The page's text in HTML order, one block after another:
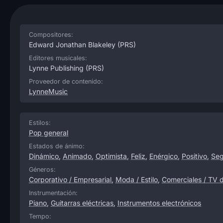
Compositores:
Edward Jonathan Blakeley (PRS)
Editores musicales:
Lynne Publishing (PRS)
Proveedor de contenido:
LynneMusic
Estilos:
Pop general
Estados de ánimo:
Dinámico, Animado, Optimista, Feliz, Enérgico, Positivo,
Géneros:
Corporativo / Empresarial, Moda / Estilo, Comerciales / TV
Instrumentación:
Piano, Guitarras eléctricas, Instrumentos electrónicos
Tempo: